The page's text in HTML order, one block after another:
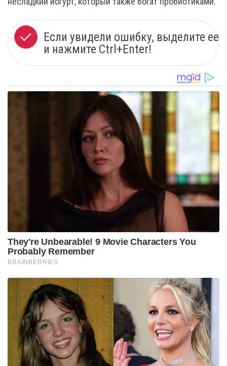
Если увидели ошибку, выделите ее
и нажмите Ctrl+Enter!
They're Unbearable! 9 Movie Characters You
Probably Remember
BRAINBERRIES